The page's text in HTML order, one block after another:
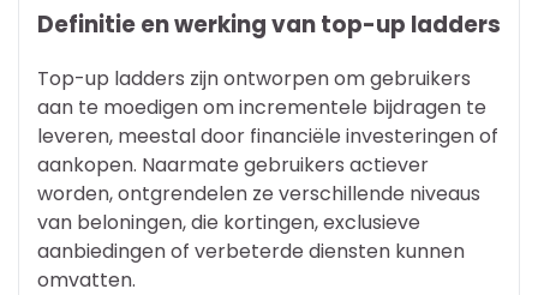
Definitie en werking van top-up ladders
Top-up ladders zijn ontworpen om gebruikers
aan te moedigen om incrementele bijdragen te
leveren, meestal door financiële investeringen of
aankopen. Naarmate gebruikers actiever
worden, ontgrendelen ze verschillende niveaus
van beloningen, die kortingen, exclusieve
aanbiedingen of verbeterde diensten kunnen
omvatten.